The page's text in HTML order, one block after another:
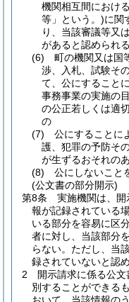
機関相互間におけ
等」という。)に関
り、当該審議等又
があると認められ
(6)
町の機関又は国
渉、入札、試験そ
て、公にすること
事務事業の実施の
の公正若しくは適
の
(7)
公にすることに
護、犯罪の予防そ
が生ずるおそれの
(8)
公にしないこと
(公文書の部分開示)
第8条
実施機関は、
報が記録されている
いる部分を容易に区
者に対し、当該部分
らない。 ただし、当
録されていないと認
2
開示請求に係る公文
別することができる